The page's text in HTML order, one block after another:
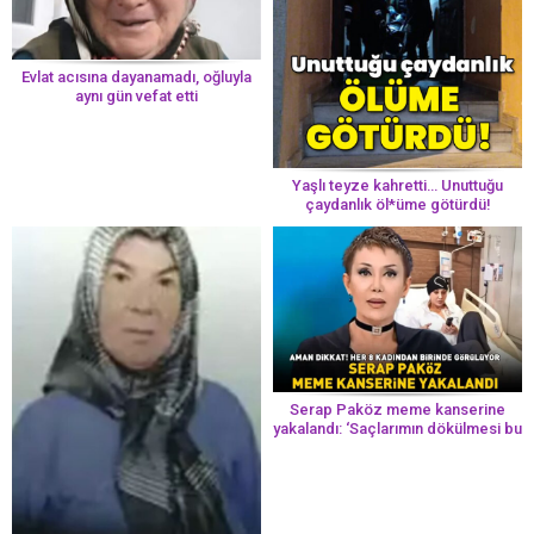
Evlat acısına dayanamadı, oğluyla
aynı gün vefat etti
Yaşlı teyze kahretti… Unuttuğu
çaydanlık öl*üme götürdü!
Serap Paköz meme kanserine
yakalandı: ‘Saçlarımın dökülmesi bu